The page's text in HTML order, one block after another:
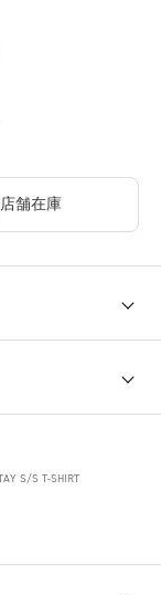
店舗在庫
S/S T-SHIRT